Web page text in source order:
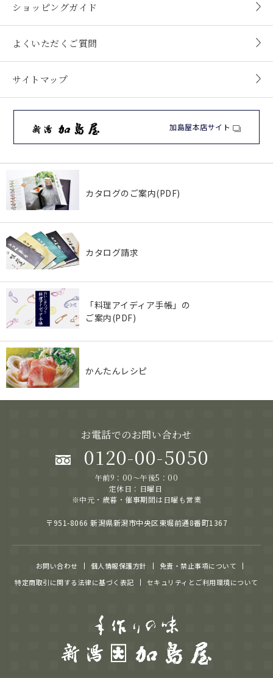
ショッピングガイド
よくいただくご質問
サイトマップ
加島屋本店サイト
カタログのご案内(PDF)
カタログ請求
「料理アイディア手帳」の
ご案内(PDF)
かんたんレシピ
お電話でのお問い合わせ
0120-00-5050
午前9：00～午後5：00
定休日：日曜日
※中元・歳暮・催事期間は日曜も営業
〒951-8066 新潟県新潟市中央区東堀前通8番町1367
お問い合わせ 個人情報保護方針
免責・禁止事項について
特定商取引に関する法律に基づく表記
セキュリティとご利用環境について